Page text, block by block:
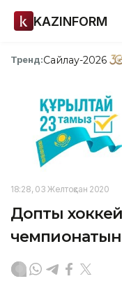
KAZINFORM
Тренд:Сайлау-2026
18:28, 03 Желтоқсан 2020
Допты